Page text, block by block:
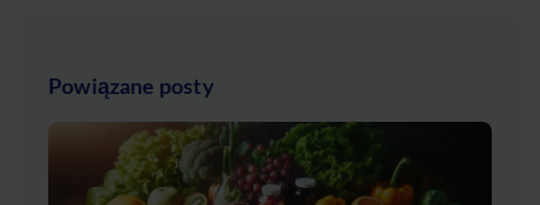
Powiązane posty